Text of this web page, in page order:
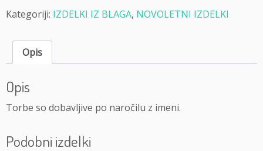
Kategoriji: IZDELKI IZ BLAGA, NOVOLETNI IZDELKI
Opis
Opis
Torbe so dobavljive po naročilu z imeni.
Podobni izdelki